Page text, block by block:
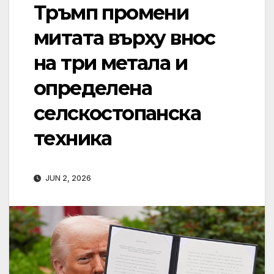
Тръмп промени
митата върху внос
на три метала и
определена
селскостопанска
техника
JUN 2, 2026